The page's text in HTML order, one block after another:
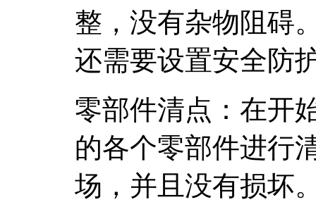
整，没有杂物阻碍
还需要设置安全防
零部件清点：在开
的各个零部件进行
场，并且没有损坏